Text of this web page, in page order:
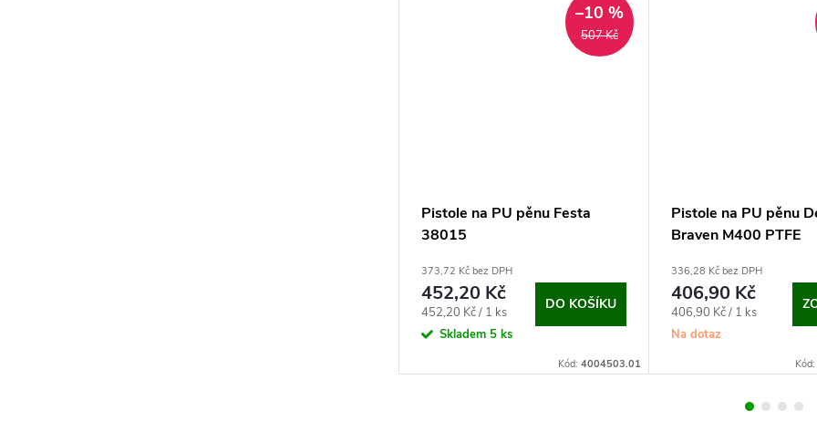
507 Kč
–10 %
Pistole na PU pěnu Festa
38015
373,72 Kč bez DPH
452,20 Kč
Měrná
cena:
452,20 Kč / 1 ks
Skladem 5 ks
DO KOŠÍKU
Kód: 4004503.01
Pistole na PU pěnu
Braven M400 PTFE
336,28 Kč bez DPH
406,90 Kč
Měrná
cena:
406,90 Kč / 1 ks
Na dotaz
Kód: